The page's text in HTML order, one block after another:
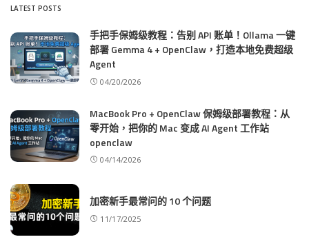
LATEST POSTS
手把手保姆级教程：告别 API 账单！Ollama 一键
部署 Gemma 4 + OpenClaw，打造本地免费超级
Agent
04/20/2026
MacBook Pro + OpenClaw 保姆级部署教程：从
零开始，把你的 Mac 变成 AI Agent 工作站
openclaw
04/14/2026
加密新手最常问的 10 个问题
11/17/2025